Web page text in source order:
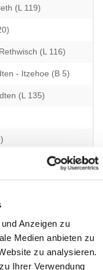
Anzeigen zu
Medien anbieten zu
zu analysieren.
Ihrer Verwendung
(L 119)
(L 116)
- Itzehoe (B 5)
(L 135)
b. W. (L 135)
(L 235)